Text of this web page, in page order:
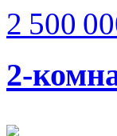
2 500
2-